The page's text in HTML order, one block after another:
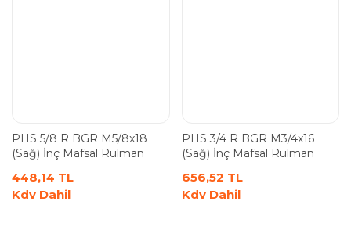
PHS 5/8 R BGR M5/8x18
(Sağ) İnç Mafsal Rulman
448,14 TL
Kdv Dahil
PHS 3/4 R BGR M3/4x16
(Sağ) İnç Mafsal Rulman
656,52 TL
Kdv Dahil